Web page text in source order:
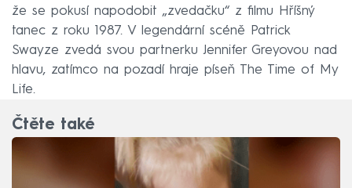
že se pokusí napodobit „zvedačku“ z filmu Hříšný
tanec z roku 1987. V legendární scéně Patrick
Swayze zvedá svou partnerku Jennifer Greyovou nad
hlavu, zatímco na pozadí hraje píseň The Time of My
Life.
Čtěte také